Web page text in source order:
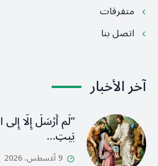
متفرقات
اتصل بنا
آخر الأخبار
“لَم أُرْسَلْ إِلَّا
بَيتِ…
9 أغسطس، 2026